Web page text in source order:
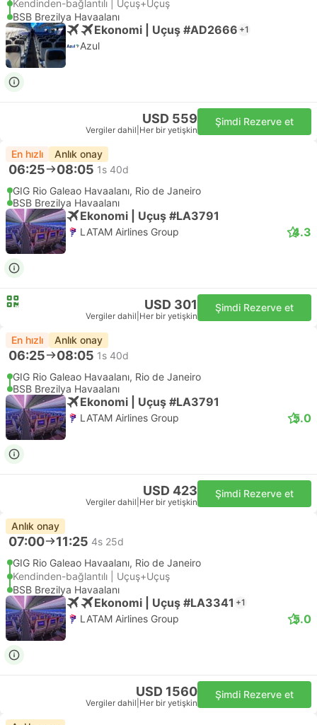
Kendinden-bağlantılı | Uçuş+Uçuş
BSB Brezilya Havaalanı
Ekonomi | Uçuş #AD2666 +1
Azul
USD 559
Vergiler dahil Her bir yetişkin
Şimdi Rezerve et
En hızlı Anlık onay
06:25 08:05 1s 40d
GIG Rio Galeao Havaalanı, Rio de Janeiro
BSB Brezilya Havaalanı
Ekonomi | Uçuş #LA3791
LATAM Airlines Group 4.3
USD 301
Vergiler dahil Her bir yetişkin
Şimdi Rezerve et
En hızlı Anlık onay
06:25 08:05 1s 40d
GIG Rio Galeao Havaalanı, Rio de Janeiro
BSB Brezilya Havaalanı
Ekonomi | Uçuş #LA3791
LATAM Airlines Group 5.0
USD 423
Vergiler dahil Her bir yetişkin
Şimdi Rezerve et
Anlık onay
07:00 11:25 4s 25d
GIG Rio Galeao Havaalanı, Rio de Janeiro
Kendinden-bağlantılı | Uçuş+Uçuş
BSB Brezilya Havaalanı
Ekonomi | Uçuş #LA3341 +1
LATAM Airlines Group 5.0
USD 1560
Vergiler dahil Her bir yetişkin
Şimdi Rezerve et